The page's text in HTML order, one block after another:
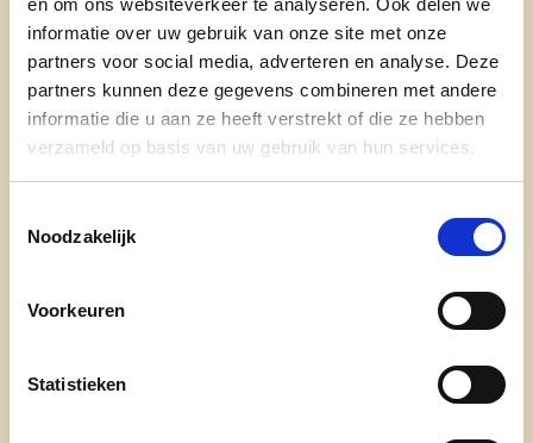
en om ons websiteverkeer te analyseren. Ook delen we
informatie over uw gebruik van onze site met onze
partners voor social media, adverteren en analyse. Deze
partners kunnen deze gegevens combineren met andere
informatie die u aan ze heeft verstrekt of die ze hebben
verzameld op basis van uw gebruik van hun services.
Noodzakelijk
Voorkeuren
Statistieken
Mijn hobby’s en interesses: fietsen,
wandelen, koken, tuinieren, reizen, lezen
In deze verenigingen ben ik actief: ik doe
vrijwilligerswerk
Op deze social media ben ik actief:
Mijn favoriet lied/muziek: Tina Turner
Ikzelf in 5 woorden: Empatisch, gedreven,
optimistisch, sociaal, hulpvaardig
Haratischwili